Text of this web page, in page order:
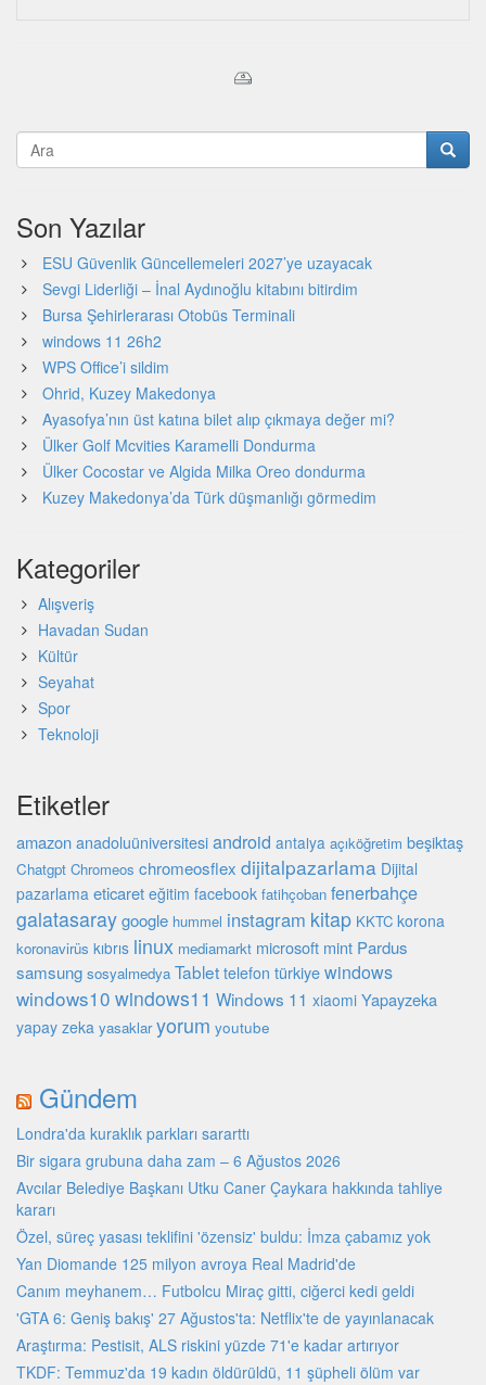
Son Yazılar
ESU Güvenlik Güncellemeleri 2027’ye uzayacak
Sevgi Liderliği – İnal Aydınoğlu kitabını bitirdim
Bursa Şehirlerarası Otobüs Terminali
windows 11 26h2
WPS Office’i sildim
Ohrid, Kuzey Makedonya
Ayasofya’nın üst katına bilet alıp çıkmaya değer mi?
Ülker Golf Mcvities Karamelli Dondurma
Ülker Cocostar ve Algida Milka Oreo dondurma
Kuzey Makedonya’da Türk düşmanlığı görmedim
Kategoriler
Alışveriş
Havadan Sudan
Kültür
Seyahat
Spor
Teknoloji
Etiketler
amazon anadoluüniversitesi android antalya açıköğretim beşiktaş
Chatgpt Chromeos chromeosflex dijitalpazarlama Dijital
pazarlama eticaret eğitim facebook fatihçoban fenerbahçe
galatasaraygoogle hummel instagram kitap KKTC korona
koronavirüs kıbrıs linux mediamarkt microsoft mint Pardus
samsung sosyalmedya Tablet telefon türkiyewindows
windows10 windows11 Windows 11 xiaomi Yapayzeka
yapay zeka yasaklar yorum youtube
Gündem
Londra'da kuraklık parkları sararttı
Bir sigara grubuna daha zam – 6 Ağustos 2026
Avcılar Belediye Başkanı Utku Caner Çaykara hakkında tahliye
kararı
Özel, süreç yasası teklifini 'özensiz' buldu: İmza çabamız yok
Yan Diomande 125 milyon avroya Real Madrid'de
Canım meyhanem… Futbolcu Miraç gitti, ciğerci kedi geldi
'GTA 6: Geniş bakış' 27 Ağustos'ta: Netflix'te de yayınlanacak
Araştırma: Pestisit, ALS riskini yüzde 71'e kadar artırıyor
TKDF: Temmuz'da 19 kadın öldürüldü, 11 şüpheli ölüm var